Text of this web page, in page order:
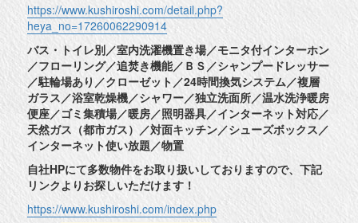
https://www.kushiroshi.com/detail.php?
heya_no=17260062290914
バス・トイレ別／室内洗濯機置き場／モニタ付インターホン
／フローリング／追焚き機能／ＢＳ／シャンプードレッサー
／駐輪場あり／クローゼット／24時間換気システム／複層
ガラス／浴室乾燥機／シャワー／独立洗面所／温水洗浄暖房
便座／ゴミ集積場／暖房／照明器具／インターネット対応／
天然ガス（都市ガス）／対面キッチン／シューズボックス／
インターネット使い放題／物置
自社HPにて多数物件をお取り扱いしておりますので、下記
リンクよりお探しいただけます！
https://www.kushiroshi.com/index.php